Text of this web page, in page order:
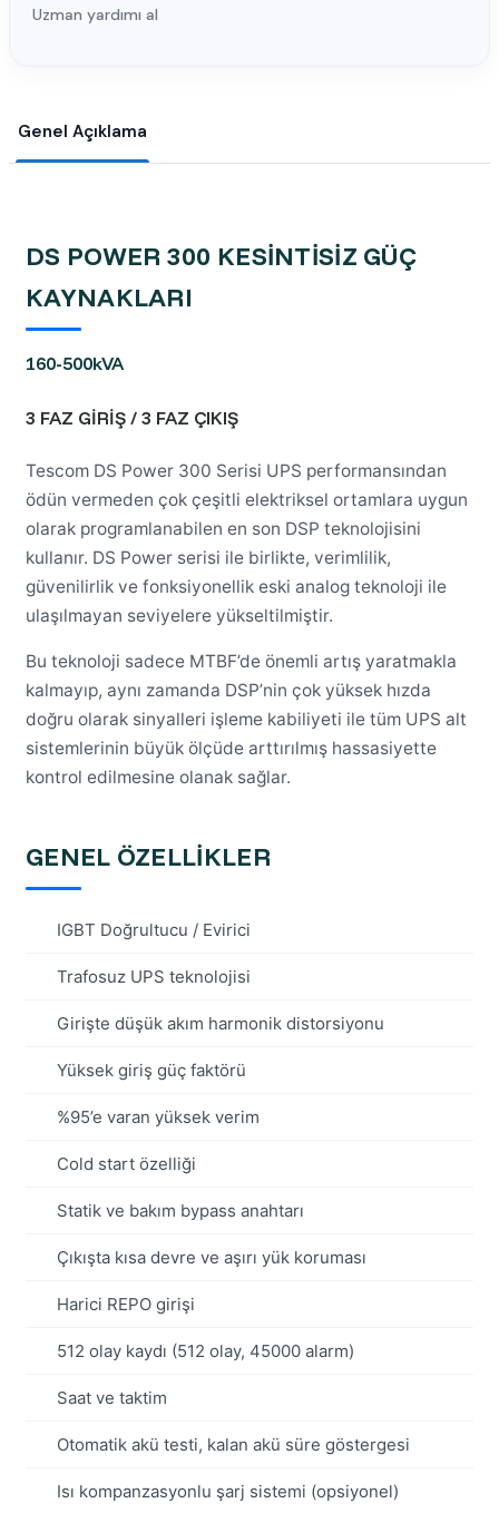
Uzman yardımı al
Genel Açıklama
DS POWER 300 KESİNTİSİZ GÜÇ
KAYNAKLARI
160-500kVA
3 FAZ GİRİŞ / 3 FAZ ÇIKIŞ
Tescom DS Power 300 Serisi UPS performansından
ödün vermeden çok çeşitli elektriksel ortamlara uygun
olarak programlanabilen en son DSP teknolojisini
kullanır. DS Power serisi ile birlikte, verimlilik,
güvenilirlik ve fonksiyonellik eski analog teknoloji ile
ulaşılmayan seviyelere yükseltilmiştir.
Bu teknoloji sadece MTBF’de önemli artış yaratmakla
kalmayıp, aynı zamanda DSP’nin çok yüksek hızda
doğru olarak sinyalleri işleme kabiliyeti ile tüm UPS alt
sistemlerinin büyük ölçüde arttırılmış hassasiyette
kontrol edilmesine olanak sağlar.
GENEL ÖZELLİKLER
IGBT Doğrultucu / Evirici
Trafosuz UPS teknolojisi
Girişte düşük akım harmonik distorsiyonu
Yüksek giriş güç faktörü
%95’e varan yüksek verim
Cold start özelliği
Statik ve bakım bypass anahtarı
Çıkışta kısa devre ve aşırı yük koruması
Harici REPO girişi
512 olay kaydı (512 olay, 45000 alarm)
Saat ve taktim
Otomatik akü testi, kalan akü süre göstergesi
Isı kompanzasyonlu şarj sistemi (opsiyonel)